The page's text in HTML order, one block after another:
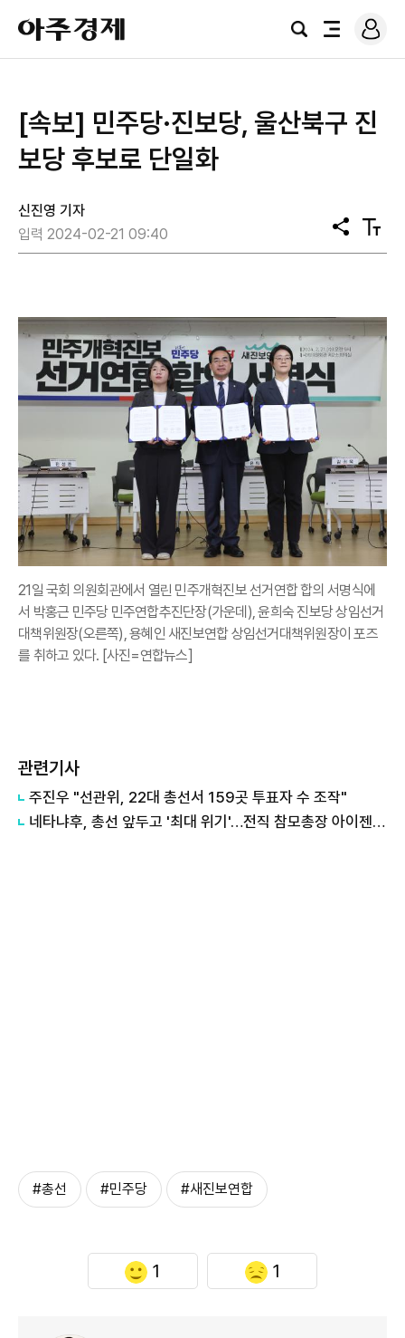
아
주
경
검
전
로
그
[속보] 민주당·진보당, 울산북구 진
보당 후보로 단일화
신진영 기자
입력 2024-02-21 09:40
공
유
텍
스
21일 국회 의원회관에서 열린 민주개혁진보 선거연합 합의 서명식에
서 박홍근 민주당 민주연합추진단장(가운데), 윤희숙 진보당 상임선거
대책위원장(오른쪽), 용혜인 새진보연합 상임선거대책위원장이 포즈
를 취하고 있다. [사진=연합뉴스]
관련기사
주진우 "선관위, 22대 총선서 159곳 투표자 수 조작"
네타냐후, 총선 앞두고 '최대 위기'…전직 참모총장 아이젠코트 급부상
#총선 #민주당 #새진보연합
1 1